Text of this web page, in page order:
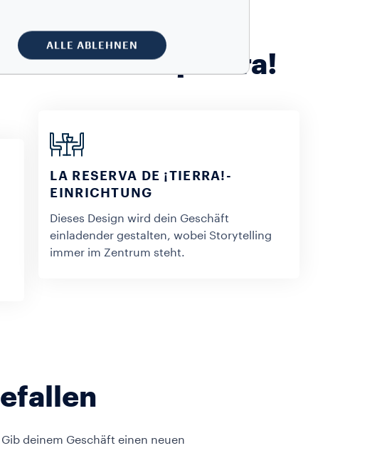
Reserva de ¡Tierra!
LA RESERVA DE ¡TIERRA!-
EINRICHTUNG
Dieses Design wird dein Geschäft
einladender gestalten, wobei Storytelling
immer im Zentrum steht.
deinem Geschäft einen neuen
ALLE ABLEHNEN